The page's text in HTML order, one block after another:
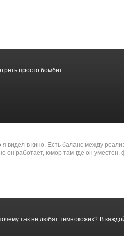
просто бомбит
видел в кино. Есть баланс между
он работает, юмор там где он уместен.
так не любят темнокожих? В